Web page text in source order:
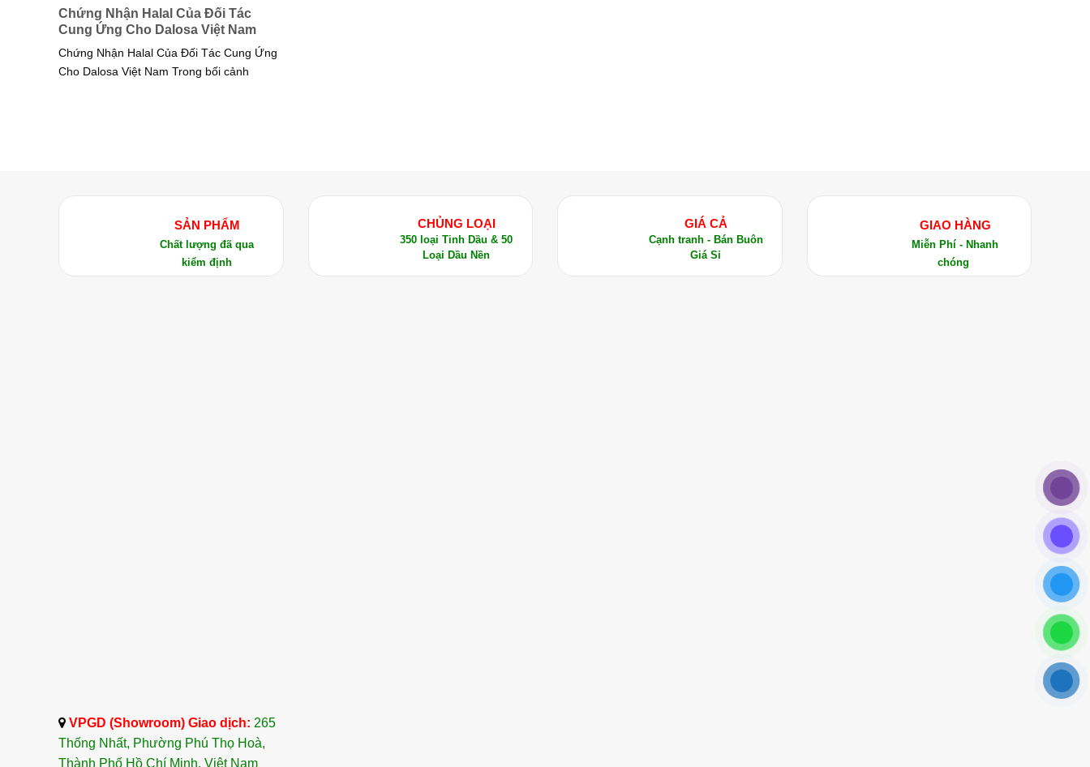
Chứng Nhận Halal Của Đối Tác
Cung Ứng Cho Dalosa Việt Nam
Chứng Nhận Halal Của Đối Tác Cung Ứng
Cho Dalosa Việt Nam Trong bối cảnh
SẢN PHẨM
Chất lượng đã qua
kiểm định
CHỦNG LOẠI
350 loại Tinh Dầu & 50
Loại Dầu Nền
GIÁ CẢ
Cạnh tranh - Bán Buôn
Giá Sỉ
GIAO HÀNG
Miễn Phí - Nhanh
chóng
VPGD (Showroom) Giao dịch: 265
Thống Nhất, Phường Phú Thọ Hoà,
Thành Phố Hồ Chí Minh, Việt Nam